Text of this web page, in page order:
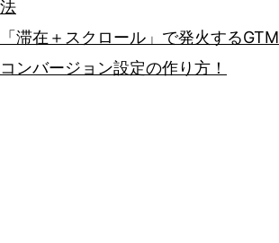
法
「滞在＋スクロール」で発火するGTM
コンバージョン設定の作り方！